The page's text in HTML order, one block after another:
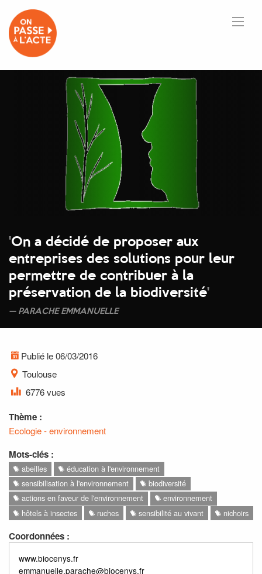
'On a décidé de proposer aux
entreprises des solutions pour leur
permettre de contribuer à la
préservation de la biodiversité'
PARACHE EMMANUELLE
Publié le 06/03/2016
Toulouse
6776 vues
Thème :
Ecologie - environnement
Mots-clés :
abeilles
éducation à l'environnement
sensibilisation à l'environnement
biodiversité
actions en faveur de l'environnement
environnement
hôtels à insectes
ruches sensibilité au vivant nichoirs
Coordonnées :
www.biocenys.fr
emmanuelle.parache@biocenys.fr